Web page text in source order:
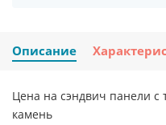
Описание
Цена на сэндвич панели
камень